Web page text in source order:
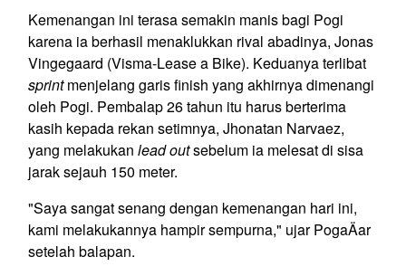
Kemenangan ini terasa semakin manis bagi Pogi
karena ia berhasil menaklukkan rival abadinya, Jonas
Vingegaard (Visma-Lease a Bike). Keduanya terlibat
sprintmenjelang garis finish yang akhirnya dimenangi
oleh Pogi. Pembalap 26 tahun itu harus berterima
kasih kepada rekan setimnya, Jhonatan Narvaez,
yang melakukan lead outsebelum ia melesat di sisa
jarak sejauh 150 meter.
"Saya sangat senang dengan kemenangan hari ini,
kami melakukannya hampir sempurna," ujar PogaÄar
setelah balapan.